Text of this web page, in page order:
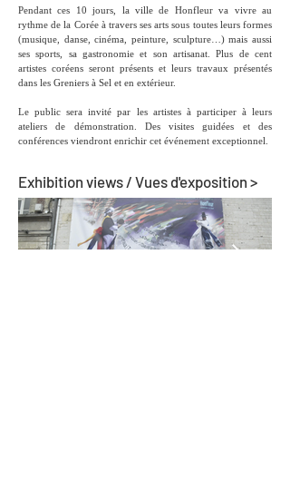
Pendant ces 10 jours, la ville de Honfleur va vivre au
rythme de la Corée à travers ses arts sous toutes leurs formes
(musique, danse, cinéma, peinture, sculpture…) mais aussi
ses sports, sa gastronomie et son artisanat. Plus de cent
artistes coréens seront présents et leurs travaux présentés
dans les Greniers à Sel et en extérieur.
Le public sera invité par les artistes à participer à leurs
ateliers de démonstration. Des visites guidées et des
conférences viendront enrichir cet événement exceptionnel.
Exhibition views / Vues d'exposition >